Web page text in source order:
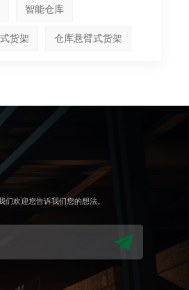
智能仓库
货架 仓库悬臂式货架
欢迎您告诉我们您的想法。